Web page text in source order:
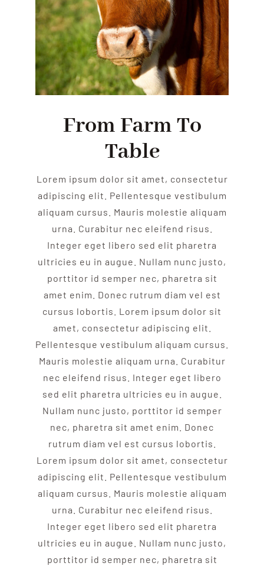
From Farm To
Table
Lorem ipsum dolor sit amet, consectetur
adipiscing elit. Pellentesque vestibulum
aliquam cursus. Mauris molestie aliquam
urna. Curabitur nec eleifend risus.
Integer eget libero sed elit pharetra
ultricies eu in augue. Nullam nunc justo,
porttitor id semper nec, pharetra sit
amet enim. Donec rutrum diam vel est
cursus lobortis. Lorem ipsum dolor sit
amet, consectetur adipiscing elit.
Pellentesque vestibulum aliquam cursus.
Mauris molestie aliquam urna. Curabitur
nec eleifend risus. Integer eget libero
sed elit pharetra ultricies eu in augue.
Nullam nunc justo, porttitor id semper
nec, pharetra sit amet enim. Donec
rutrum diam vel est cursus lobortis.
Lorem ipsum dolor sit amet, consectetur
adipiscing elit. Pellentesque vestibulum
aliquam cursus. Mauris molestie aliquam
urna. Curabitur nec eleifend risus.
Integer eget libero sed elit pharetra
ultricies eu in augue. Nullam nunc justo,
porttitor id semper nec, pharetra sit